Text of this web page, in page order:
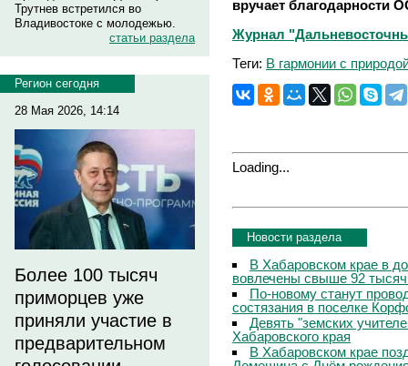
Трутнев встретился во
Владивостоке с молодежью.
статьи раздела
Регион сегодня
28 Мая 2026, 14:14
Более 100 тысяч
приморцев уже
приняли участие в
предварительном
вручает благодарности
Журнал
Теги: В гармонии с
Loading...
Новости раздела
В Хабаровском крае в
вовлечены свыше 92 тысяч
По-новому станут
состязания в поселке
Девять "земских
Хабаровского края
В Хабаровском крае